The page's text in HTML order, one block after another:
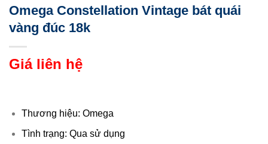
Omega Constellation Vintage bát quái
vàng đúc 18k
Giá liên hệ
Thương hiệu: Omega
Tình trạng: Qua sử dụng